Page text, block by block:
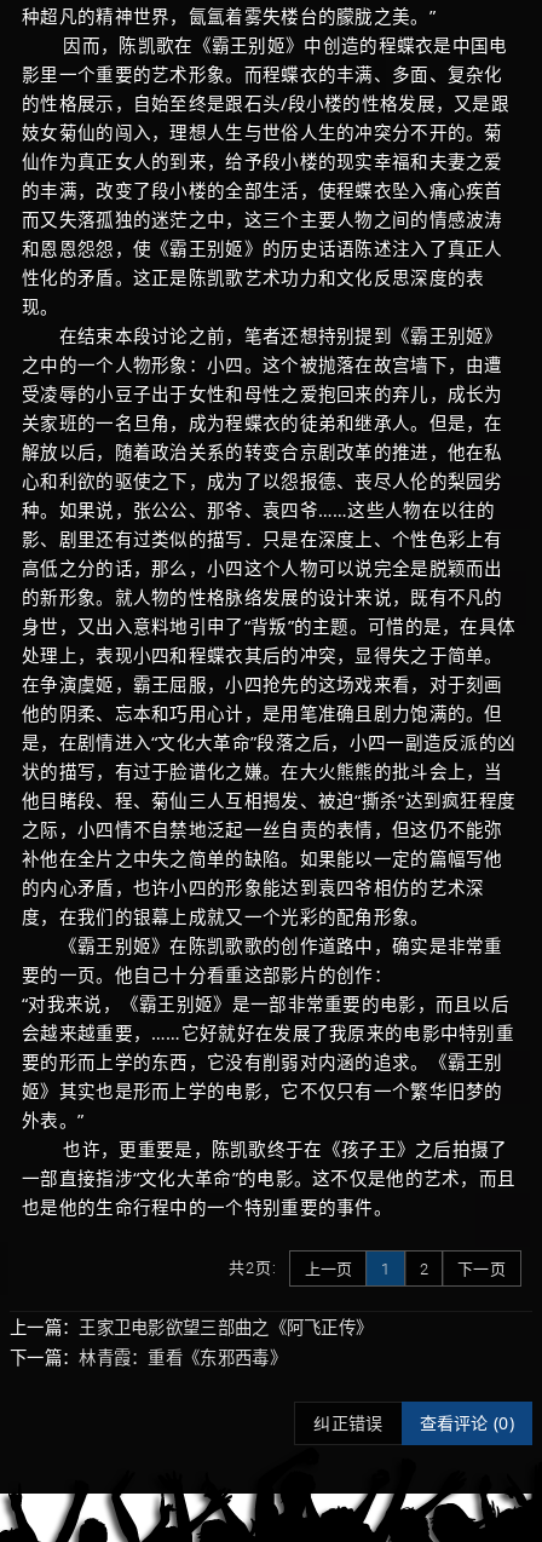
种超凡的精神世界，氤氲着雾失楼台的朦胧之美。”
因而，陈凯歌在《霸王别姬》中创造的程蝶衣是中国电
影里一个重要的艺术形象。而程蝶衣的丰满、多面、复杂化
的性格展示，自始至终是跟石头/段小楼的性格发展，又是跟
妓女菊仙的闯入，理想人生与世俗人生的冲突分不开的。菊
仙作为真正女人的到来，给予段小楼的现实幸福和夫妻之爱
的丰满，改变了段小楼的全部生活，使程蝶衣坠入痛心疾首
而又失落孤独的迷茫之中，这三个主要人物之间的情感波涛
和恩恩怨怨，使《霸王别姬》的历史话语陈述注入了真正人
性化的矛盾。这正是陈凯歌艺术功力和文化反思深度的表
现。
在结束本段讨论之前，笔者还想持别提到《霸王别姬》
之中的一个人物形象：小四。这个被抛落在故宫墙下，由遭
受凌辱的小豆子出于女性和母性之爱抱回来的弃儿，成长为
关家班的一名旦角，成为程蝶衣的徒弟和继承人。但是，在
解放以后，随着政治关系的转变合京剧改革的推进，他在私
心和利欲的驱使之下，成为了以怨报德、丧尽人伦的梨园劣
种。如果说，张公公、那爷、袁四爷……这些人物在以往的
影、剧里还有过类似的描写．只是在深度上、个性色彩上有
高低之分的话，那么，小四这个人物可以说完全是脱颖而出
的新形象。就人物的性格脉络发展的设计来说，既有不凡的
身世，又出入意料地引申了“背叛”的主题。可惜的是，在具体
处理上，表现小四和程蝶衣其后的冲突，显得失之于简单。
在争演虞姬，霸王屈服，小四抢先的这场戏来看，对于刻画
他的阴柔、忘本和巧用心计，是用笔准确且剧力饱满的。但
是，在剧情进入“文化大革命”段落之后，小四一副造反派的凶
状的描写，有过于脸谱化之嫌。在大火熊熊的批斗会上，当
他目睹段、程、菊仙三人互相揭发、被迫“撕杀”达到疯狂程度
之际，小四情不自禁地泛起一丝自责的表情，但这仍不能弥
补他在全片之中失之简单的缺陷。如果能以一定的篇幅写他
的内心矛盾，也许小四的形象能达到袁四爷相仿的艺术深
度，在我们的银幕上成就又一个光彩的配角形象。
《霸王别姬》在陈凯歌歌的创作道路中，确实是非常重
要的一页。他自己十分看重这部影片的创作：
“对我来说，《霸王别姬》是一部非常重要的电影，而且以后
会越来越重要，……它好就好在发展了我原来的电影中特别重
要的形而上学的东西，它没有削弱对内涵的追求。《霸王别
姬》其实也是形而上学的电影，它不仅只有一个繁华旧梦的
外表。”
也许，更重要是，陈凯歌终于在《孩子王》之后拍摄了
一部直接指涉“文化大革命”的电影。这不仅是他的艺术，而且
也是他的生命行程中的一个特别重要的事件。
共2页: 上一页 1 2 下一页
上一篇： 王家卫电影欲望三部曲之《阿飞正传》
下一篇：林青霞：重看《东邪西毒》
纠正错误 查看评论 (0)